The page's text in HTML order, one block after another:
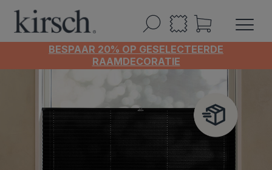
BESPAAR 20% OP GESELECTEERDE
RAAMDECORATIE